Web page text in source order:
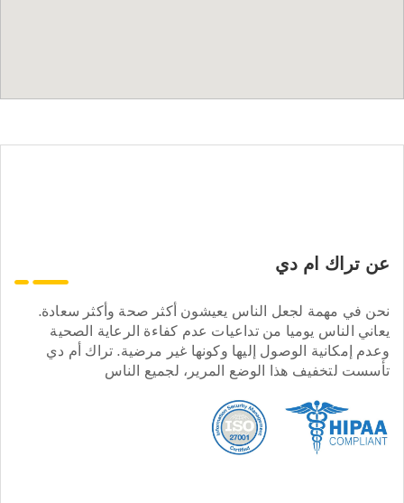
عن تراك ام دي
نحن في مهمة لجعل الناس يعيشون أكثر صحة وأكثر سعادة.
يعاني الناس يوميا من تداعيات عدم كفاءة الرعاية الصحية
وعدم إمكانية الوصول إليها وكونها غير مرضية. تراك أم دي
تأسست لتخفيف هذا الوضع المرير، لجميع الناس